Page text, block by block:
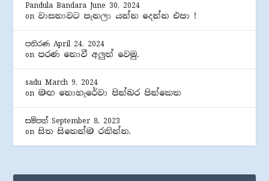
Pandula Bandara June 30, 2024
on වාසනාවට පැනලා යන්න දෙන්න එපා !
පතිරණ April 24, 2024
on පරණ නොවී අලුත් වෙමු.
sadu March 9, 2024
on මඟ නොහැරේවා පින්බර පින්කෙත
සම්පත් September 8, 2023
onසිත සිතෙන්ම රකින්න.